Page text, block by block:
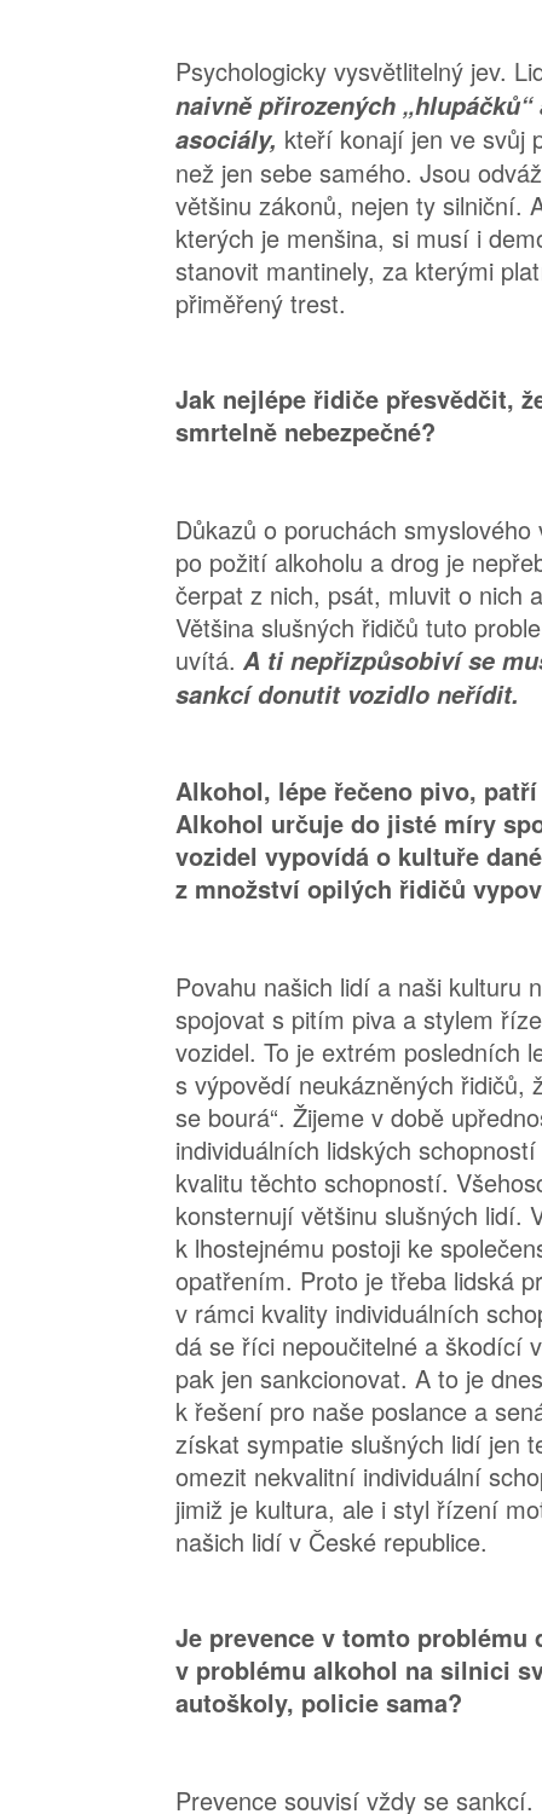
Psychologicky vysvětlitelný jev.
naivně přirozených
asociály, kteří konají jen ve svůj
než jen sebe samého. Jsou
většinu zákonů, nejen ty silniční.
kterých je menšina, si musí i
stanovit mantinely, za kterými
přiměřený trest.
Jak nejlépe řidiče přesvědčit,
smrtelně nebezpečné?
Důkazů o poruchách
po požití alkoholu a drog je
čerpat z nich, psát, mluvit o nich
Většina slušných řidičů tuto
uvítá. A ti nepřizpůsobiví se
sankcí donutit vozidlo neřídit.
Alkohol, lépe řečeno pivo,
Alkohol určuje do jisté míry
vozidel vypovídá o kultuře
z množství opilých řidičů
Povahu našich lidí a naši kulturu
spojovat s pitím piva a stylem
vozidel. To je extrém posledních
s výpovědí neukázněných řidičů,
se bourá“. Žijeme v době
individuálních lidských
kvalitu těchto schopností.
konsternují většinu slušných lidí.
k lhostejnému postoji ke
opatřením. Proto je třeba lidská
v rámci kvality individuálních
dá se říci nepoučitelné a škodící
pak jen sankcionovat. A to je
k řešení pro naše poslance a
získat sympatie slušných lidí jen
omezit nekvalitní individuální
jimiž je kultura, ale i styl řízení
našich lidí v České republice.
Je prevence v tomto problému
v problému alkohol na silnici
autoškoly, policie sama?
Prevence souvisí vždy se